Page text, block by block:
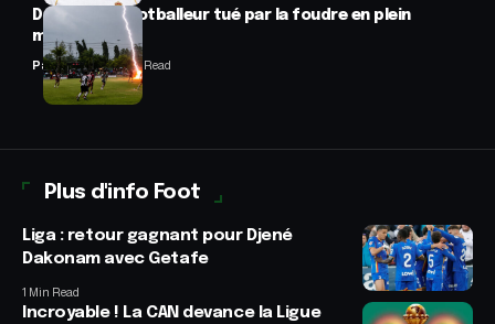
Drame : un footballeur tué par la foudre en plein
match
Panafrofoot2 Min Read
Plus d'info Foot
Liga : retour gagnant pour Djené
Dakonam avec Getafe
1 Min Read
Incroyable ! La CAN devance la Ligue